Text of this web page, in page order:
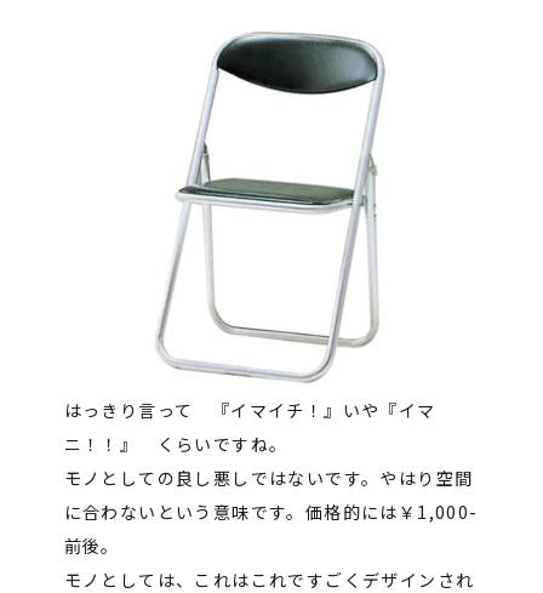
はっきり言って 『イマイチ！』いや『イマ
ニ！！』 くらいですね。
モノとしての良し悪しではないです。やはり空間
に合わないという意味です。価格的には￥1,000-
前後。
モノとしては、これはこれですごくデザインされ